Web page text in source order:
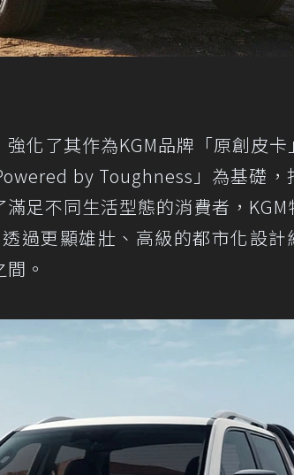
化了其作為KGM品牌「原創皮
by Toughness」為基礎，
足不同生活型態的消費者，
過更顯雄壯、高級的都市化設計
。